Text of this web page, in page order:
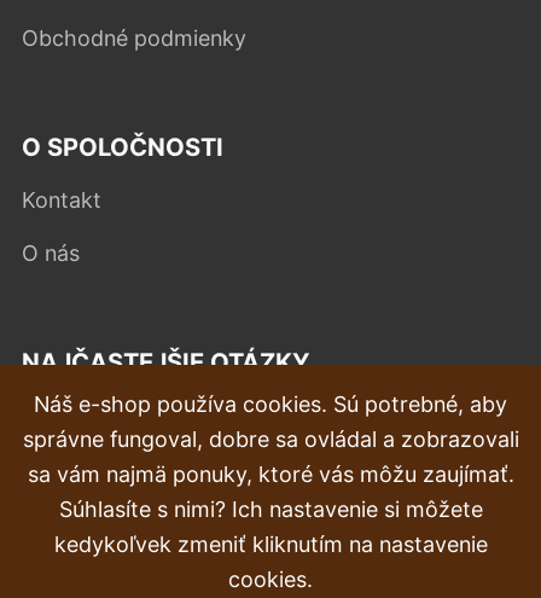
Obchodné podmienky
O SPOLOČNOSTI
Kontakt
O nás
NAJČASTEJŠIE OTÁZKY
Reklamácia
Doprava a doručenie
Objednávka
Vrátenie tovaru & vrátenie peňazí
Náš e-shop používa cookies. Sú potrebné, aby
správne fungoval, dobre sa ovládal a zobrazovali
sa vám najmä ponuky, ktoré vás môžu zaujímať.
Súhlasíte s nimi? Ich nastavenie si môžete
kedykoľvek zmeniť kliknutím na nastavenie
cookies.